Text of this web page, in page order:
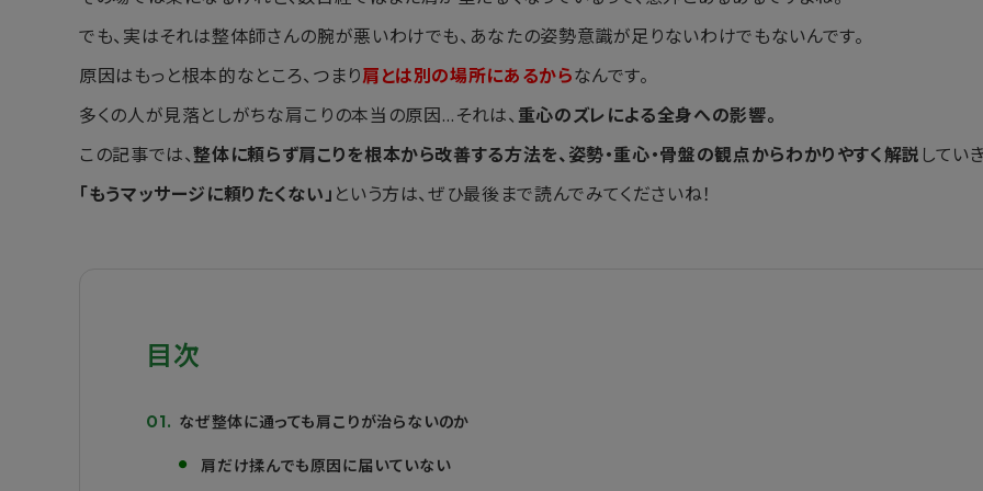
でも、実はそれは整体師さんの腕が悪いわけでも、あなたの姿勢意識が足りないわけでもないんです。
原因はもっと根本的なところ、つまり肩とは別の場所にあるからなんです。
多くの人が見落としがちな肩こりの本当の原因…それは、 重心のズレによる全身への影響。
この記事では、整体に頼らず肩こりを根本から改善する方法を、姿勢・重心・骨盤の観点からわかりやすく解説 してい
「もうマッサージに頼りたくない」 という方は、ぜひ最後まで読んでみてくださいね！
目次
なぜ整体に通っても肩こりが治らないのか
肩だけ揉んでも原因に届いていない